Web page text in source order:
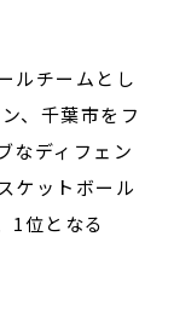
ルチームとし
、千葉市をフ
なディフェン
ケットボール
1位となる